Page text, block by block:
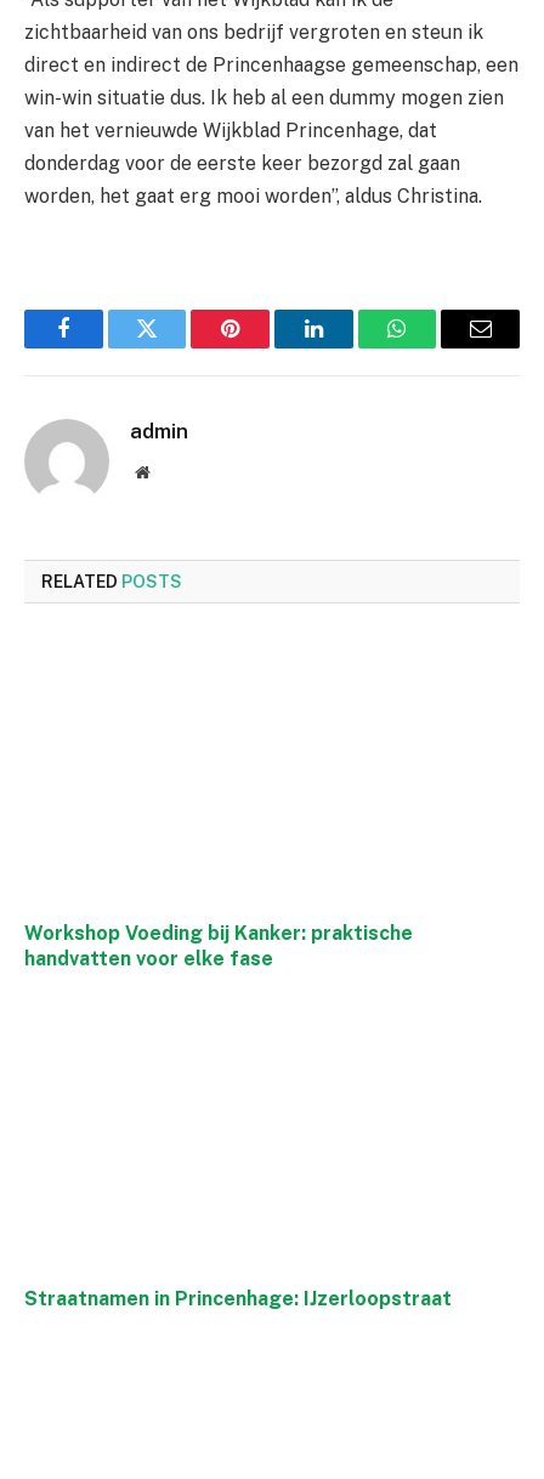
zichtbaarheid van ons bedrijf vergroten en steun ik
direct en indirect de Princenhaagse gemeenschap, een
win-win situatie dus. Ik heb al een dummy mogen zien
van het vernieuwde Wijkblad Princenhage, dat
donderdag voor de eerste keer bezorgd zal gaan
worden, het gaat erg mooi worden”, aldus Christina.
FacebookTwitter Pinterest LinkedInWhatsAppEmail
admin
Website
RELATED POSTS
Workshop Voeding bij Kanker: praktische
handvatten voor elke fase
Straatnamen in Princenhage: IJzerloopstraat